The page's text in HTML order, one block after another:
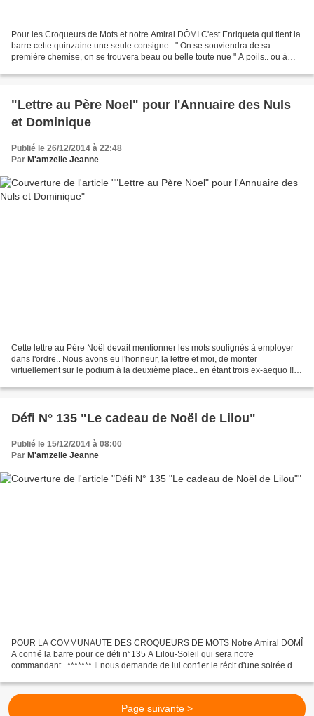
Pour les Croqueurs de Mots et notre Amiral DÔMI C'est Enriqueta qui tient la
barre cette quinzaine une seule consigne : " On se souviendra de sa
première chemise, on se trouvera beau ou belle toute nue " A poils.. ou à
"Lettre au Père Noel" pour l'Annuaire des Nuls
et Dominique
Publié le 26/12/2014 à 22:48
Par M'amzelle Jeanne
Cette lettre au Père Noël devait mentionner les mots soulignés à employer
dans l'ordre.. Nous avons eu l'honneur, la lettre et moi, de monter
virtuellement sur le podium à la deuxième place.. en étant trois ex-aequo !!
Défi N° 135 "Le cadeau de Noël de Lilou"
Publié le 15/12/2014 à 08:00
Par M'amzelle Jeanne
POUR LA COMMUNAUTE DES CROQUEURS DE MOTS Notre Amiral DOMÎ
A confié la barre pour ce défi n°135 A Lilou-Soleil qui sera notre
commandant . ******* Il nous demande de lui confier le récit d'une soirée de
Page suivante >